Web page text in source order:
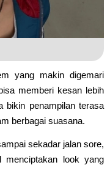
yang makin digemari
memberi kesan lebih
bikin penampilan terasa
berbagai suasana.
sekadar jalan sore,
menciptakan look yang